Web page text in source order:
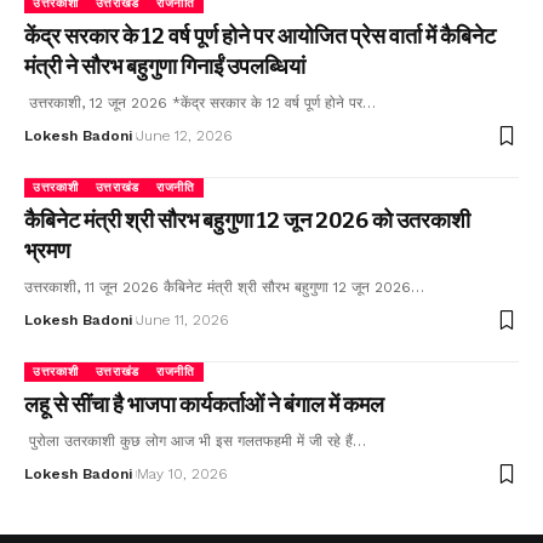
उत्तरकाशी उत्तराखंड राजनीति
केंद्र सरकार के 12 वर्ष पूर्ण होने पर आयोजित प्रेस वार्ता में कैबिनेट
मंत्री ने सौरभ बहुगुणा गिनाईं उपलब्धियां
उत्तरकाशी, 12 जून 2026 *केंद्र सरकार के 12 वर्ष पूर्ण होने पर…
Lokesh Badoni June 12, 2026
उत्तरकाशी उत्तराखंड राजनीति
कैबिनेट मंत्री श्री सौरभ बहुगुणा 12 जून 2026 को उतरकाशी
भ्रमण
उत्तरकाशी, 11 जून 2026 कैबिनेट मंत्री श्री सौरभ बहुगुणा 12 जून 2026…
Lokesh Badoni June 11, 2026
उत्तरकाशी उत्तराखंड राजनीति
लहू से सींचा है भाजपा कार्यकर्ताओं ने बंगाल में कमल
पुरोला उतरकाशी कुछ लोग आज भी इस गलतफहमी में जी रहे हैं…
Lokesh Badoni May 10, 2026